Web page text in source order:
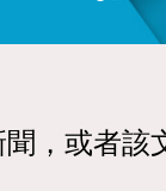
，或者該